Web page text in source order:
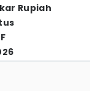
Rupiah